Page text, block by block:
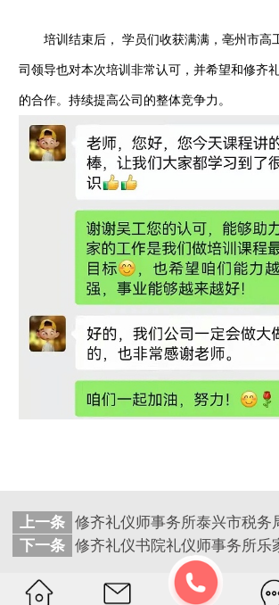
培训结束后， 学员们收获满满，亳州市高
司领导也对本次培训非常认可，并希望和修齐
的合作。持续提高公司的整体竞争力。
上一条 修齐礼仪师事务所泰兴市税务局《税务窗口优质服务和沟通礼仪
下一条 修齐礼仪书院礼仪师事务所乐家菲凡《家政服务